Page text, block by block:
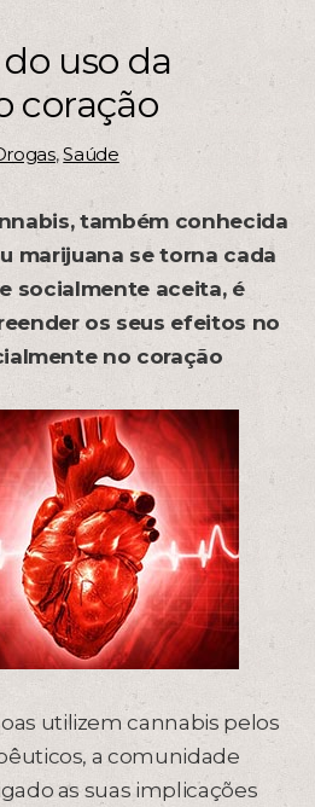
uso da
coração
,Saúde
também conhecida
marijuana se torna cada
socialmente aceita, é
os seus efeitos no
no coração
utilizem cannabis pelos
a comunidade
as suas implicações